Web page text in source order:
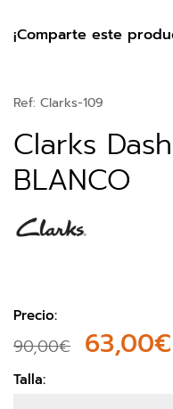
¡Comparte este
Ref: Clarks-109
Clarks
BLANCO
Precio:
90,00€ 63,00€
Talla: